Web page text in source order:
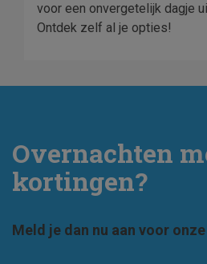
voor een onvergetelijk dagje
Ontdek zelf al je opties!
Overnachten
kortingen?
Meld je dan nu aan voor